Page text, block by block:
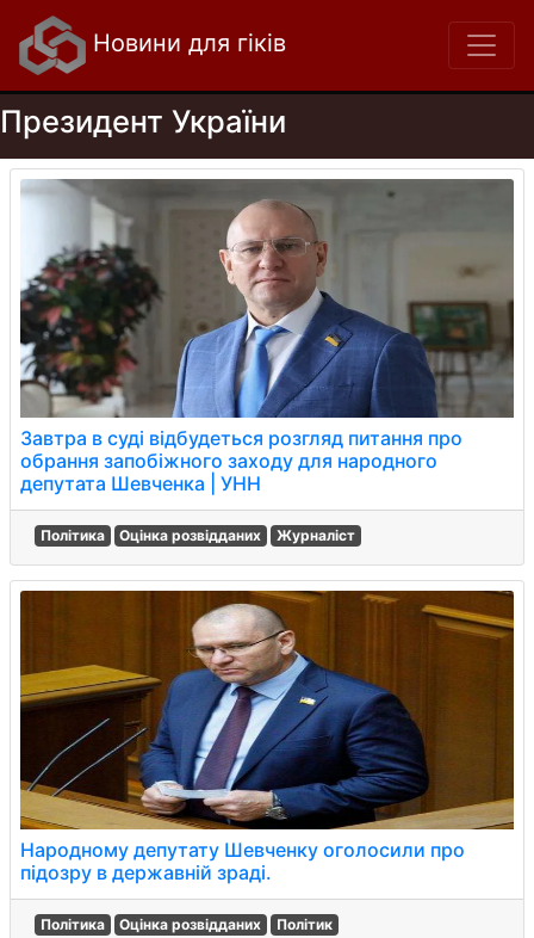
Новини для гіків
Президент України
Завтра в суді відбудеться розгляд питання про
обрання запобіжного заходу для народного
депутата Шевченка | УНН
Політика Оцінка розвідданих Журналіст
Народному депутату Шевченку оголосили про
підозру в державній зраді.
Політика Оцінка розвідданих Політик